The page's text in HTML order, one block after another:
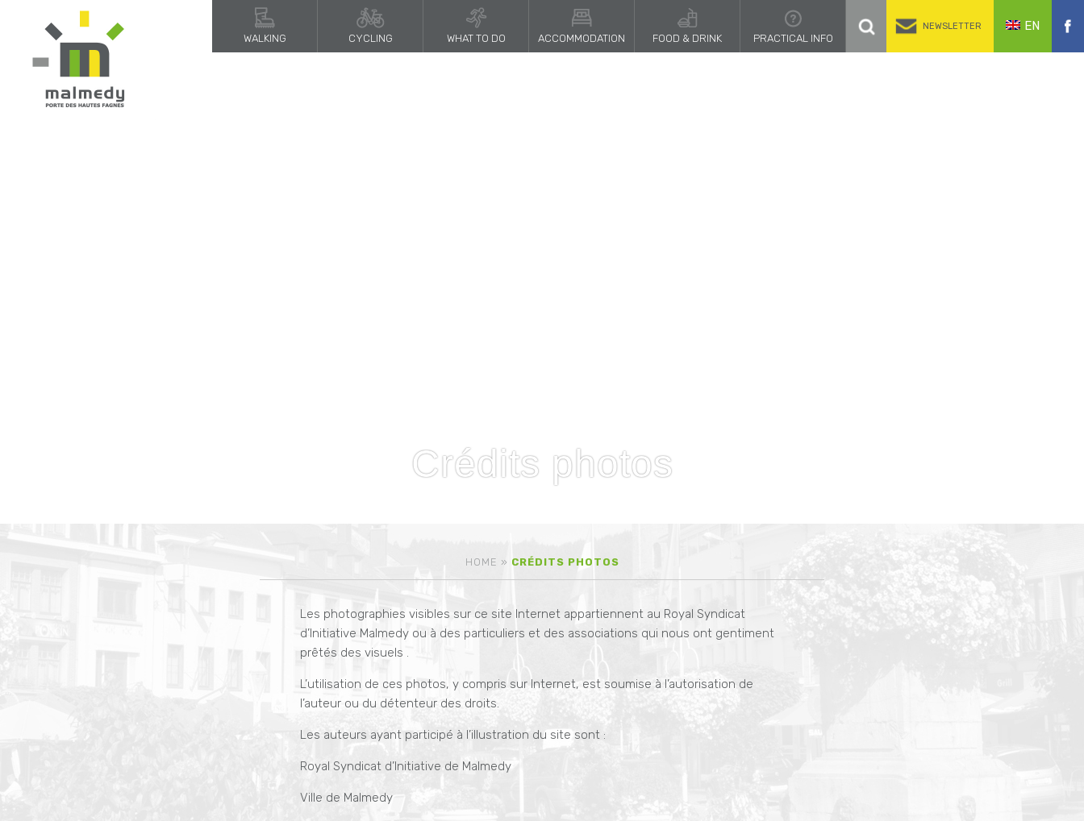
WALKING CYCLING WHAT TO DO ACCOMMODATION FOOD & DRINK PRACTICAL INFO
NEWSLETTER EN
Crédits photos
HOME » CRÉDITS PHOTOS
Les photographies visibles sur ce site Internet appartiennent au Royal Syndicat
d’Initiative Malmedy ou à des particuliers et des associations qui nous ont gentiment
prêtés des visuels .
L’utilisation de ces photos, y compris sur Internet, est soumise à l’autorisation de
l’auteur ou du détenteur des droits.
Les auteurs ayant participé à l’illustration du site sont :
Royal Syndicat d’Initiative de Malmedy
Ville de Malmedy